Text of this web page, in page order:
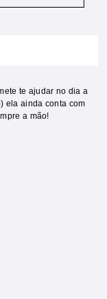
te ajudar no dia a
ela ainda conta com
a mão!